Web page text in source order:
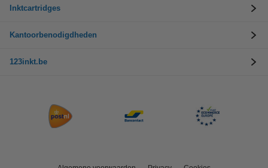
Inktcartridges
Kantoorbenodigdheden
123inkt.be